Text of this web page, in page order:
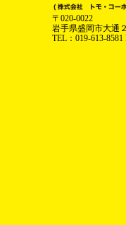
〒020-0022
岩手県盛岡市大通
TEL：019-613-